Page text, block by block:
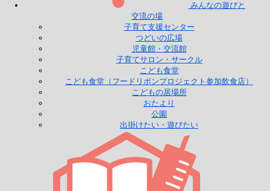
みんなの遊びと
交流の場
子育て支援センター
つどいの広場
児童館・交流館
子育てサロン・サークル
こども食堂
こども食堂（フードリボンプロジェクト参加飲食店）
こどもの居場所
おたより
公園
出掛けたい・遊びたい